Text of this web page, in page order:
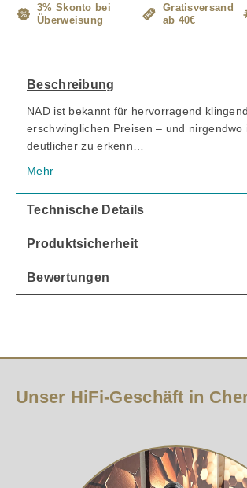
3% Skonto bei
Überweisung
Gratisversand
ab 40€
Beschreibung
NAD ist bekannt für hervorragend
erschwinglichen Preisen – und nirgendwo
deutlicher zu erkenn…
Mehr
Technische Details
Produktsicherheit
Bewertungen
Unser HiFi-Geschäft in